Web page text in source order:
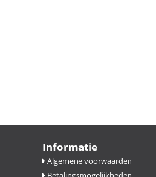
Informatie
Algemene voorwaarden